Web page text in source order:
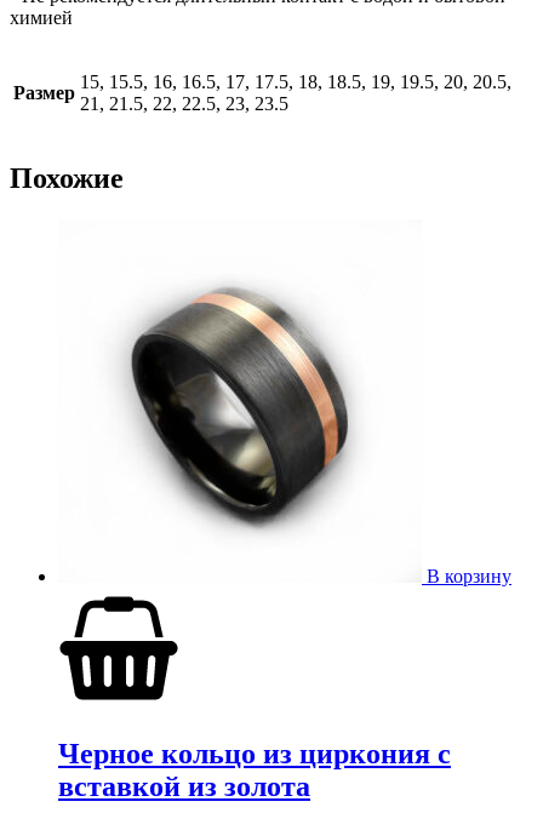
химией
Размер
15, 15.5, 16, 16.5, 17, 17.5, 18, 18.5, 19, 19.5, 20, 20.5,
21, 21.5, 22, 22.5, 23, 23.5
Похожие
В корзину
Черное кольцо из циркония с
вставкой из золота